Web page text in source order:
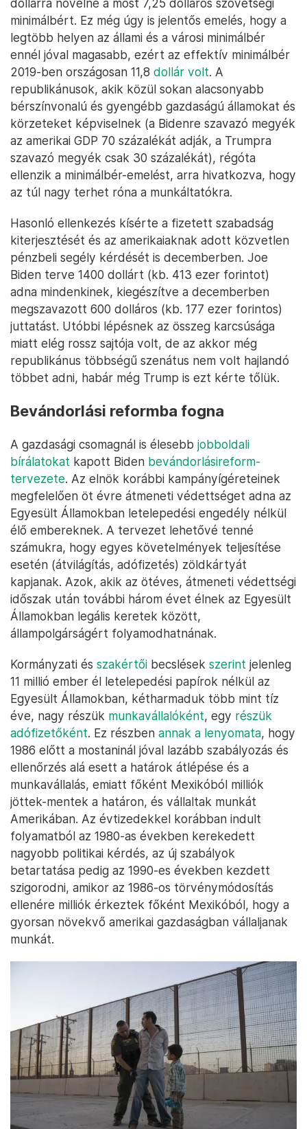
dollárra növelné a most 7,25 dolláros szövetségi
minimálbért. Ez még úgy is jelentős emelés, hogy a
legtöbb helyen az állami és a városi minimálbér
ennél jóval magasabb, ezért az effektív minimálbér
2019-ben országosan 11,8 dollár volt. A
republikánusok, akik közül sokan alacsonyabb
bérszínvonalú és gyengébb gazdaságú államokat és
körzeteket képviselnek (a Bidenre szavazó megyék
az amerikai GDP 70 százalékát adják, a Trumpra
szavazó megyék csak 30 százalékát), régóta
ellenzik a minimálbér-emelést, arra hivatkozva, hogy
az túl nagy terhet róna a munkáltatókra.
Hasonló ellenkezés kísérte a fizetett szabadság
kiterjesztését és az amerikaiaknak adott közvetlen
pénzbeli segély kérdését is decemberben. Joe
Biden terve 1400 dollárt (kb. 413 ezer forintot)
adna mindenkinek, kiegészítve a decemberben
megszavazott 600 dolláros (kb. 177 ezer forintos)
juttatást. Utóbbi lépésnek az összeg karcsúsága
miatt elég rossz sajtója volt, de az akkor még
republikánus többségű szenátus nem volt hajlandó
többet adni, habár még Trump is ezt kérte tőlük.
Bevándorlási reformba fogna
A gazdasági csomagnál is élesebb jobboldali
bírálatokat kapott Biden bevándorlásireform-
tervezete. Az elnök korábbi kampányígéreteinek
megfelelően öt évre átmeneti védettséget adna az
Egyesült Államokban letelepedési engedély nélkül
élő embereknek. A tervezet lehetővé tenné
számukra, hogy egyes követelmények teljesítése
esetén (átvilágítás, adófizetés) zöldkártyát
kapjanak. Azok, akik az ötéves, átmeneti védettségi
időszak után további három évet élnek az Egyesült
Államokban legális keretek között,
állampolgárságért folyamodhatnának.
Kormányzati és szakértői becslések szerint jelenleg
11 millió ember él letelepedési papírok nélkül az
Egyesült Államokban, kétharmaduk több mint tíz
éve, nagy részük munkavállalóként, egy részük
adófizetőként. Ez részben annak a lenyomata, hogy
1986 előtt a mostaninál jóval lazább szabályozás és
ellenőrzés alá esett a határok átlépése és a
munkavállalás, emiatt főként Mexikóból milliók
jöttek-mentek a határon, és vállaltak munkát
Amerikában. Az évtizedekkel korábban indult
folyamatból az 1980-as években kerekedett
nagyobb politikai kérdés, az új szabályok
betartatása pedig az 1990-es években kezdett
szigorodni, amikor az 1986-os törvénymódosítás
ellenére milliók érkeztek főként Mexikóból, hogy a
gyorsan növekvő amerikai gazdaságban vállaljanak
munkát.